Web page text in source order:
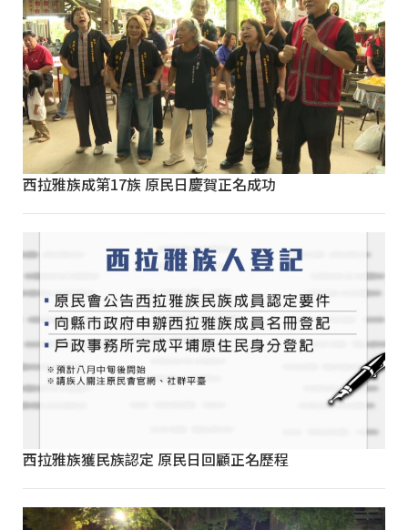
西拉雅族成第17族 原民日慶賀正名成功
西拉雅族獲民族認定 原民日回顧正名歷程